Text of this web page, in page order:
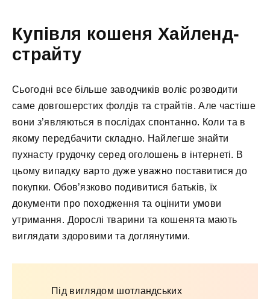
Купівля кошеня Хайленд-
страйту
Сьогодні все більше заводчиків воліє розводити
саме довгошерстих фолдів та страйтів. Але частіше
вони з’являються в послідах спонтанно. Коли та в
якому передбачити складно. Найлегше знайти
пухнасту грудочку серед оголошень в інтернеті. В
цьому випадку варто дуже уважно поставитися до
покупки. Обов’язково подивитися батьків, їх
документи про походження та оцінити умови
утримання. Дорослі тварини та кошенята мають
виглядати здоровими та доглянутими.
Під виглядом шотландських